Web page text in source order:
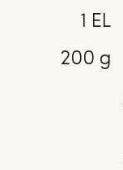
1 EL
200 g